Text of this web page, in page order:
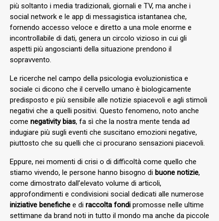
più soltanto i media tradizionali, giornali e TV, ma anche i
social network e le app di messagistica istantanea che,
fornendo accesso veloce e diretto a una mole enorme e
incontrollabile di dati, genera un circolo vizioso in cui gli
aspetti più angoscianti della situazione prendono il
sopravvento.
Le ricerche nel campo della psicologia evoluzionistica e
sociale ci dicono che il cervello umano è biologicamente
predisposto e più sensibile alle notizie spiacevoli e agli stimoli
negativi che a quelli positivi. Questo fenomeno, noto anche
come negativity bias, fa sì che la nostra mente tenda ad
indugiare più sugli eventi che suscitano emozioni negative,
piuttosto che su quelli che ci procurano sensazioni piacevoli.
Eppure, nei momenti di crisi o di difficoltà come quello che
stiamo vivendo, le persone hanno bisogno di buone notizie,
come dimostrato dall’elevato volume di articoli,
approfondimenti e condivisioni social dedicati alle numerose
iniziative benefiche e di raccolta fondi promosse nelle ultime
settimane da brand noti in tutto il mondo ma anche da piccole